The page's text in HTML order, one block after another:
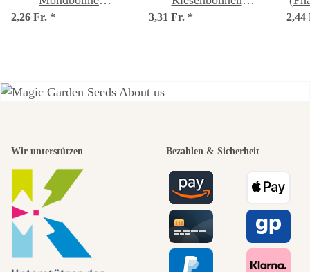
(Phaseolus lunatus)
2,26 Fr. *
'Gigantes' (Phaseolus
3,31 Fr. *
schönsten
Wege zu uns
selbst führt
Wir unterstützen Bezahlen & Sicherheit